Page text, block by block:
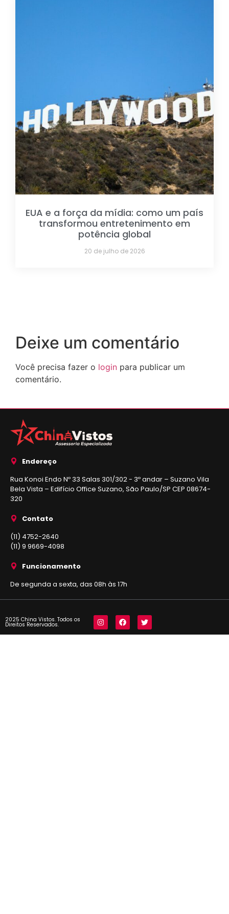
EUA e a força da mídia: como um país
transformou entretenimento em
potência global
20 de julho de 2026
Deixe um comentário
Você precisa fazer o login para publicar um
comentário.
Endereço
Rua Konoi Endo Nº 33 Salas 301/302 - 3º andar – Suzano Vila
Bela Vista – Edifício Office Suzano, São Paulo/SP CEP 08674-
320
Contato
(11) 4752-2640
(11) 9 9669-4098
Funcionamento
De segunda a sexta, das 08h às 17h
2025 China Vistos. Todos os
Direitos Reservados.